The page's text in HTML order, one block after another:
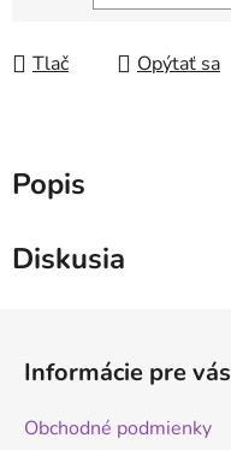
Jednotková cena:
Tlač Opýtať sa
Popis
Diskusia
Informácie pre vás
Obchodné podmienky